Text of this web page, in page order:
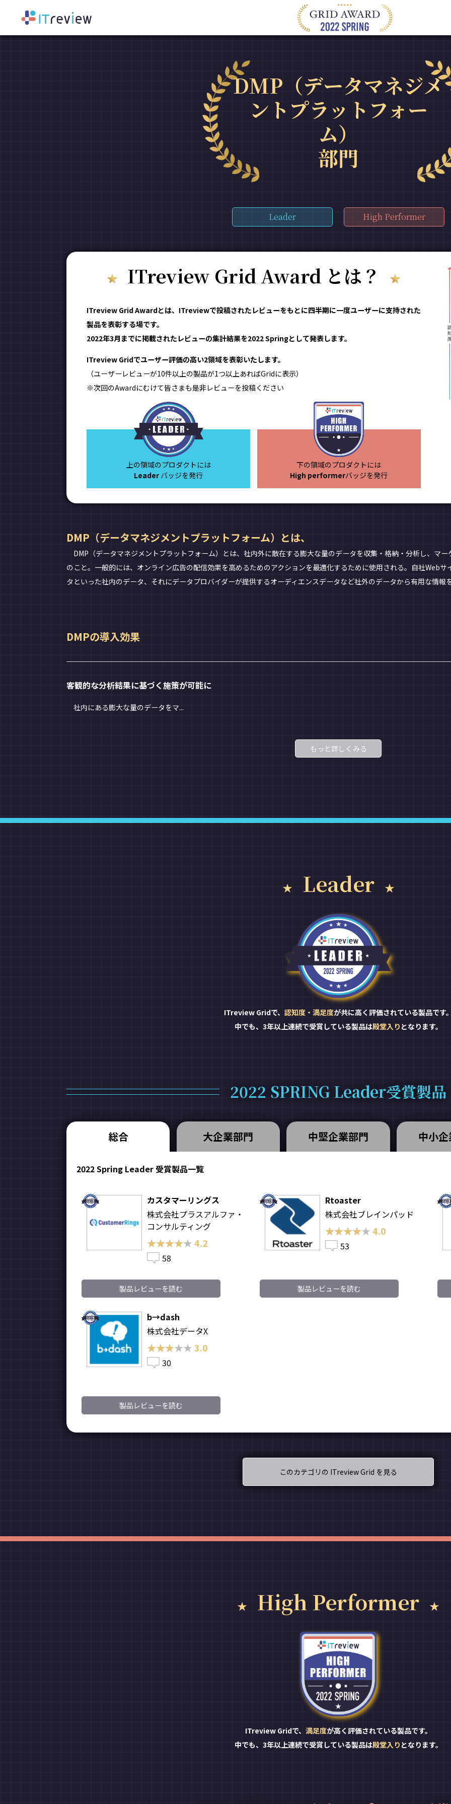
DMP（データマネジメ
ントプラットフォー
ム）
部門
Leader High Performer
ITreview Grid Award とは？
ITreview Grid Awardとは、ITreviewで投稿されたレビューをもとに四半期に一度ユーザーに支持された
製品を表彰する場です。
2022年3月までに掲載されたレビューの集計結果を2022 Springとして発表します。
ITreview Gridでユーザー評価の高い2領域を表彰いたします。
（ユーザーレビューが10件以上の製品が1つ以上あればGridに表示）
※次回のAwardにむけて皆さまも是非レビューを投稿ください
上の領域のプロダクトには
Leader バッジを発行
下の領域のプロダクトには
High performerバッジを発行
DMP（データマネジメントプラットフォーム）とは、
DMP（データマネジメントプラットフォーム）とは、社内外に散在する膨大な量のデータを収集・格納・分析し、マ
のこと。一般的には、オンライン広告の配信効果を高めるためのアクションを最適化するために使用される。自社Web
タといった社内のデータ、それにデータプロバイダーが提供するオーディエンスデータなど社外のデータから有用な情
DMPの導入効果
客観的な分析結果に基づく施策が可能に
社内にある膨大な量のデータをマ...
もっと詳しくみる
Leader
ITreview Gridで、 認知度・満足度が共に高く評価されている製品です
中でも、3年以上連続で受賞している製品は殿堂入り となります。
2022 SPRING Leader受賞製品
総合 大企業部門 中堅企業部門 中小
2022 Spring Leader 受賞製品一覧
カスタマーリングス
株式会社プラスアルファ・
コンサルティング
★★★★★
★★★★★4.2
58
製品レビューを読む
Rtoaster
株式会社ブレインパッド
★★★★★
★★★★★4.0
53
製品レビューを読む
b→dash
株式会社データX
★★★★★
★★★★★3.0
30
製品レビューを読む
このカテゴリの ITreview Grid を見る
High Performer
ITreview Gridで、 満足度が高く評価されている製品です。
中でも、3年以上連続で受賞している製品は殿堂入り となります。